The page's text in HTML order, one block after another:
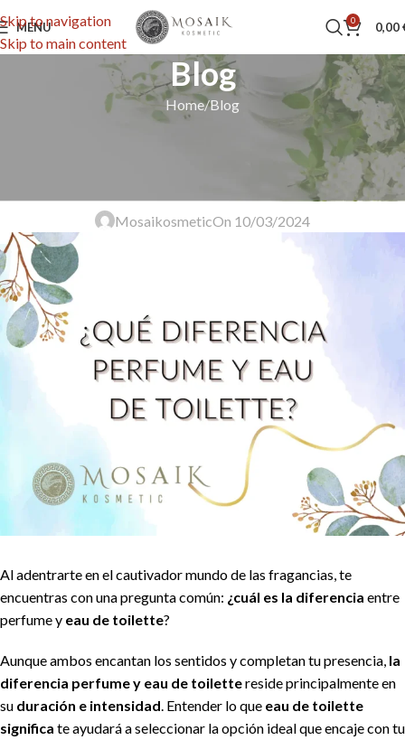
Skip to navigation
Skip to main content
MENU 0 0,00
Blog
Home Blog
¿Cuál es la Diferencia Perfume y
Eau de Toilette?
MosaikosmeticOn 10/03/2024
Al adentrarte en el cautivador mundo de las fragancias, te
encuentras con una pregunta común: ¿cuál es la diferencia entre
perfume y eau de toilette?
Aunque ambos encantan los sentidos y completan tu presencia, la
diferencia perfume y eau de toilettereside principalmente en
su duración e intensidad . Entender lo que eau de toilette
significa te ayudará a seleccionar la opción ideal que encaje con tu